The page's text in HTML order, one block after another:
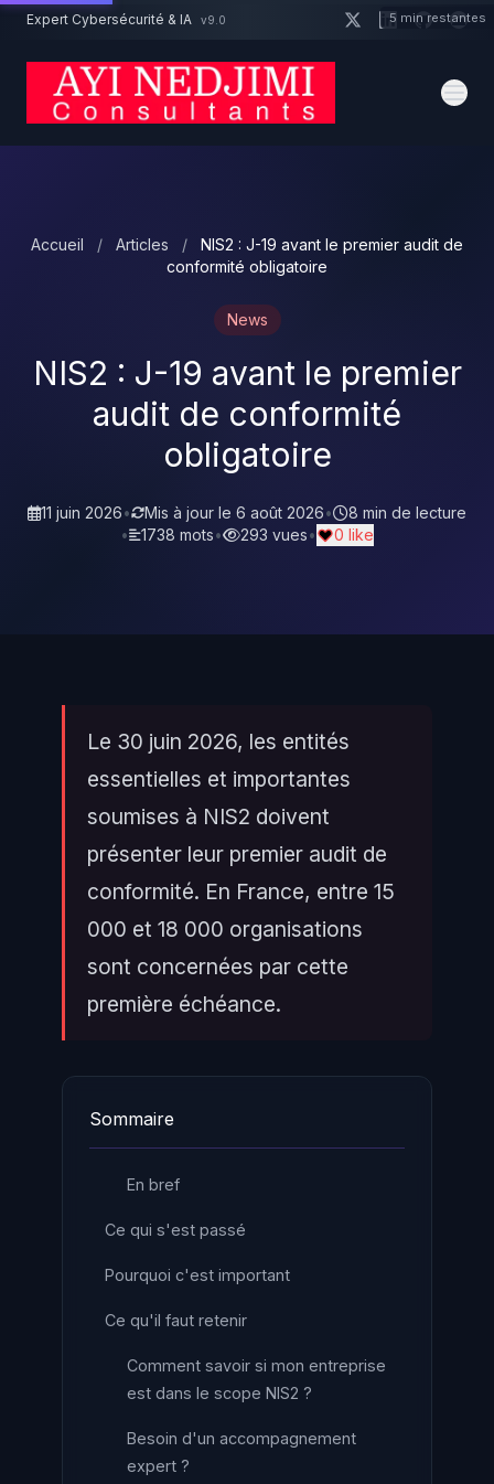
Aller au contenu principal
Expert Cybersécurité & IA v9.0
Accueil / Articles /
NIS2 : J-19 avant le premier audit de
conformité obligatoire
News
NIS2 : J-19 avant le premier
audit de conformité
obligatoire
11 juin 2026• Mis à jour le 6 août 2026•
8 min de lecture
•
1738 mots• 293 vues• 0 like
Le 30 juin 2026, les entités
essentielles et importantes
soumises à NIS2 doivent
présenter leur premier audit de
conformité. En France, entre 15
000 et 18 000 organisations
sont concernées par cette
première échéance.
Sommaire
En bref
Ce qui s'est passé
Pourquoi c'est important
Ce qu'il faut retenir
Comment savoir si mon entreprise
est dans le scope NIS2 ?
Besoin d'un accompagnement
expert ?
Un projet cybersécurité ? 5 min restantes